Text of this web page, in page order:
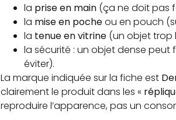
la prise en main (ça ne doit pas
la mise en pocheou en pouch
la tenue en vitrine (un objet trop
la sécurité : un objet dense peut
éviter).
La marque indiquée sur la fiche est
clairement le produit dans les «
reproduire l’apparence, pas un